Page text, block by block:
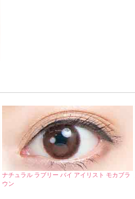
ナチュラル ラブリー バイ アイリスト モカブラ
ウン